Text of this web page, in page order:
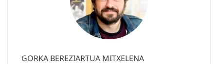
GORKA BEREZIARTUA MITXELENA